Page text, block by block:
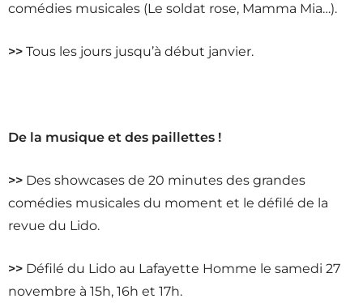
comédies musicales (Le soldat rose, Mamma Mia…).
>> Tous les jours jusqu’à début janvier.
De la musique et des paillettes !
>> Des showcases de 20 minutes des grandes
comédies musicales du moment et le défilé de la
revue du Lido.
>> Défilé du Lido au Lafayette Homme le samedi 27
novembre à 15h, 16h et 17h.